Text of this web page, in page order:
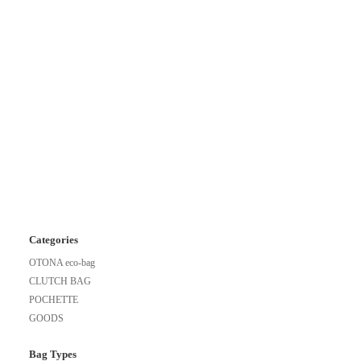
Categories
OTONA eco-bag
CLUTCH BAG
POCHETTE
GOODS
Bag Types